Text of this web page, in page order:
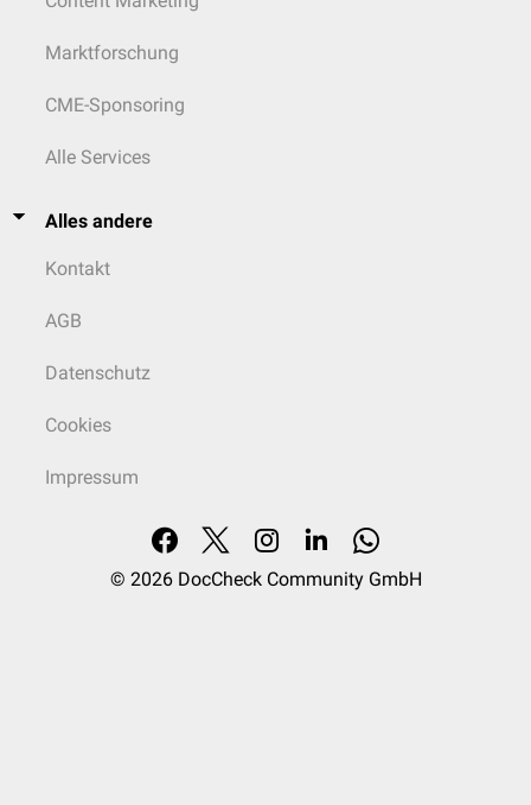
Marktforschung
CME-Sponsoring
Alle Services
Alles andere
Kontakt
AGB
Datenschutz
Cookies
Impressum
© 2026 DocCheck Community GmbH